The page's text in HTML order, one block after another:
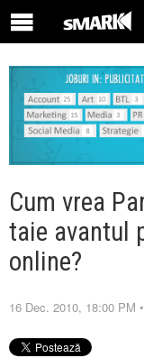
Cum vrea
taie avantul
online?
16 Dec. 2010, 18:00 PM •